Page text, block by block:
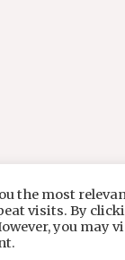
the most
visits. By
you may